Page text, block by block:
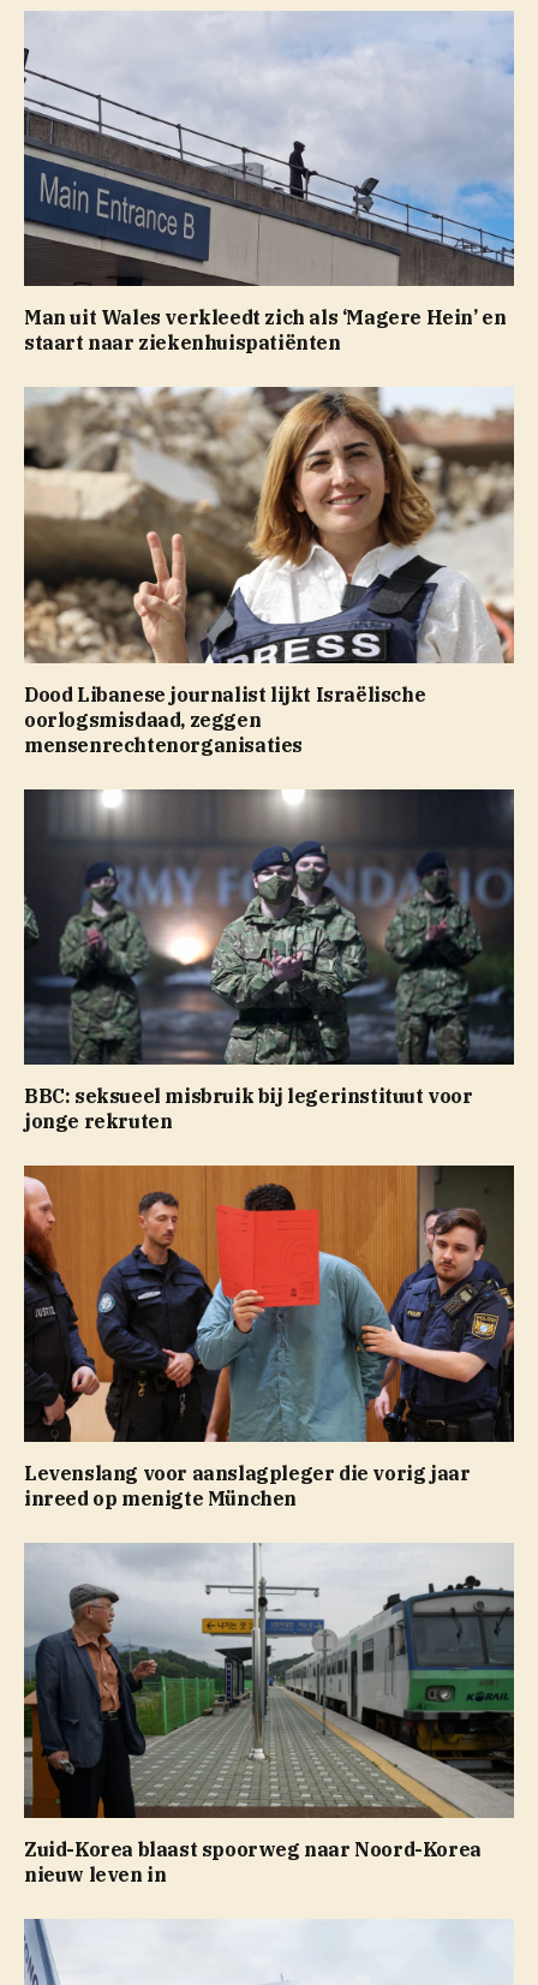
Man uit Wales verkleedt zich als ‘Magere Hein’ en
staart naar ziekenhuispatiënten
Dood Libanese journalist lijkt Israëlische
oorlogsmisdaad, zeggen
mensenrechtenorganisaties
BBC: seksueel misbruik bij legerinstituut voor
jonge rekruten
Levenslang voor aanslagpleger die vorig jaar
inreed op menigte München
Zuid-Korea blaast spoorweg naar Noord-Korea
nieuw leven in